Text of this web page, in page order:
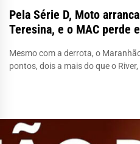
Pela Série D, Moto
Teresina, e o MAC perde
Mesmo com a derrota, o
pontos, dois a mais do que o